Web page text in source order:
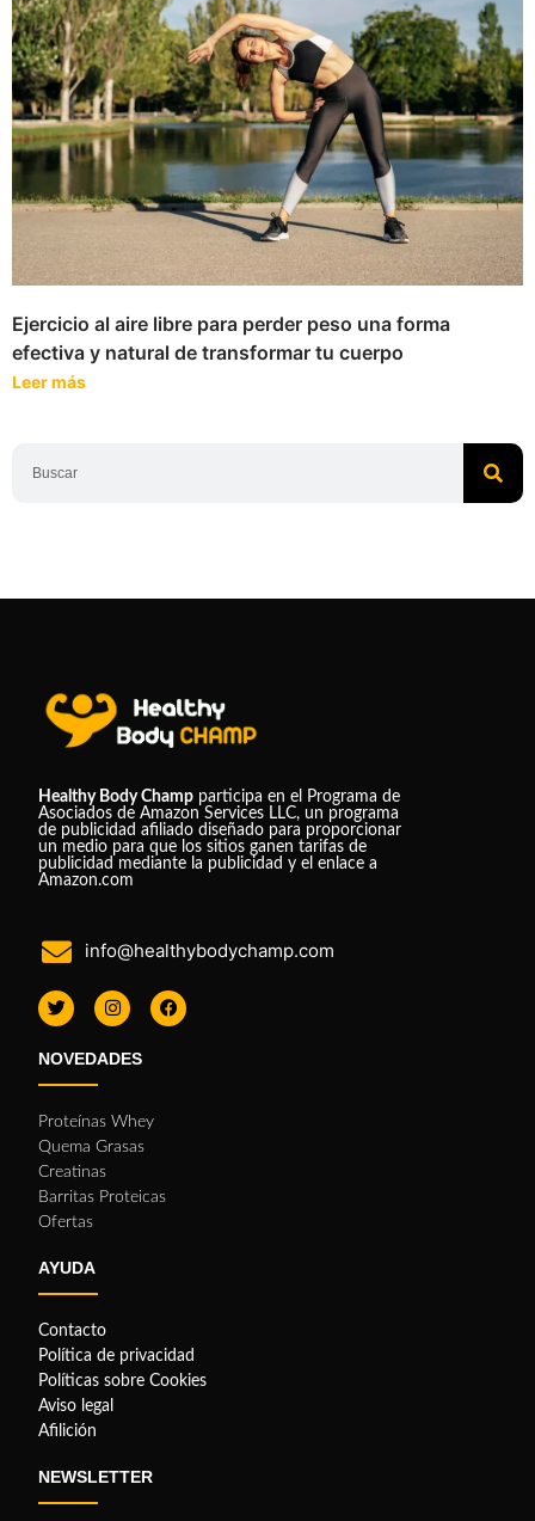
Ejercicio al aire libre para perder peso una forma
efectiva y natural de transformar tu cuerpo
Leer más
Healthy Body Champ participa en el Programa de
Asociados de Amazon Services LLC, un programa
de publicidad afiliado diseñado para proporcionar
un medio para que los sitios ganen tarifas de
publicidad mediante la publicidad y el enlace a
Amazon.com
info@healthybodychamp.com
NOVEDADES
Proteínas Whey
Quema Grasas
Creatinas
Barritas Proteicas
Ofertas
AYUDA
Contacto
Política de privacidad
Políticas sobre Cookies
Aviso legal
Afilición
NEWSLETTER